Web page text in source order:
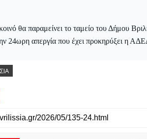
θα παραμείνει το ταμείο του Δήμου
24ωρη απεργία που έχει προκηρύξει η